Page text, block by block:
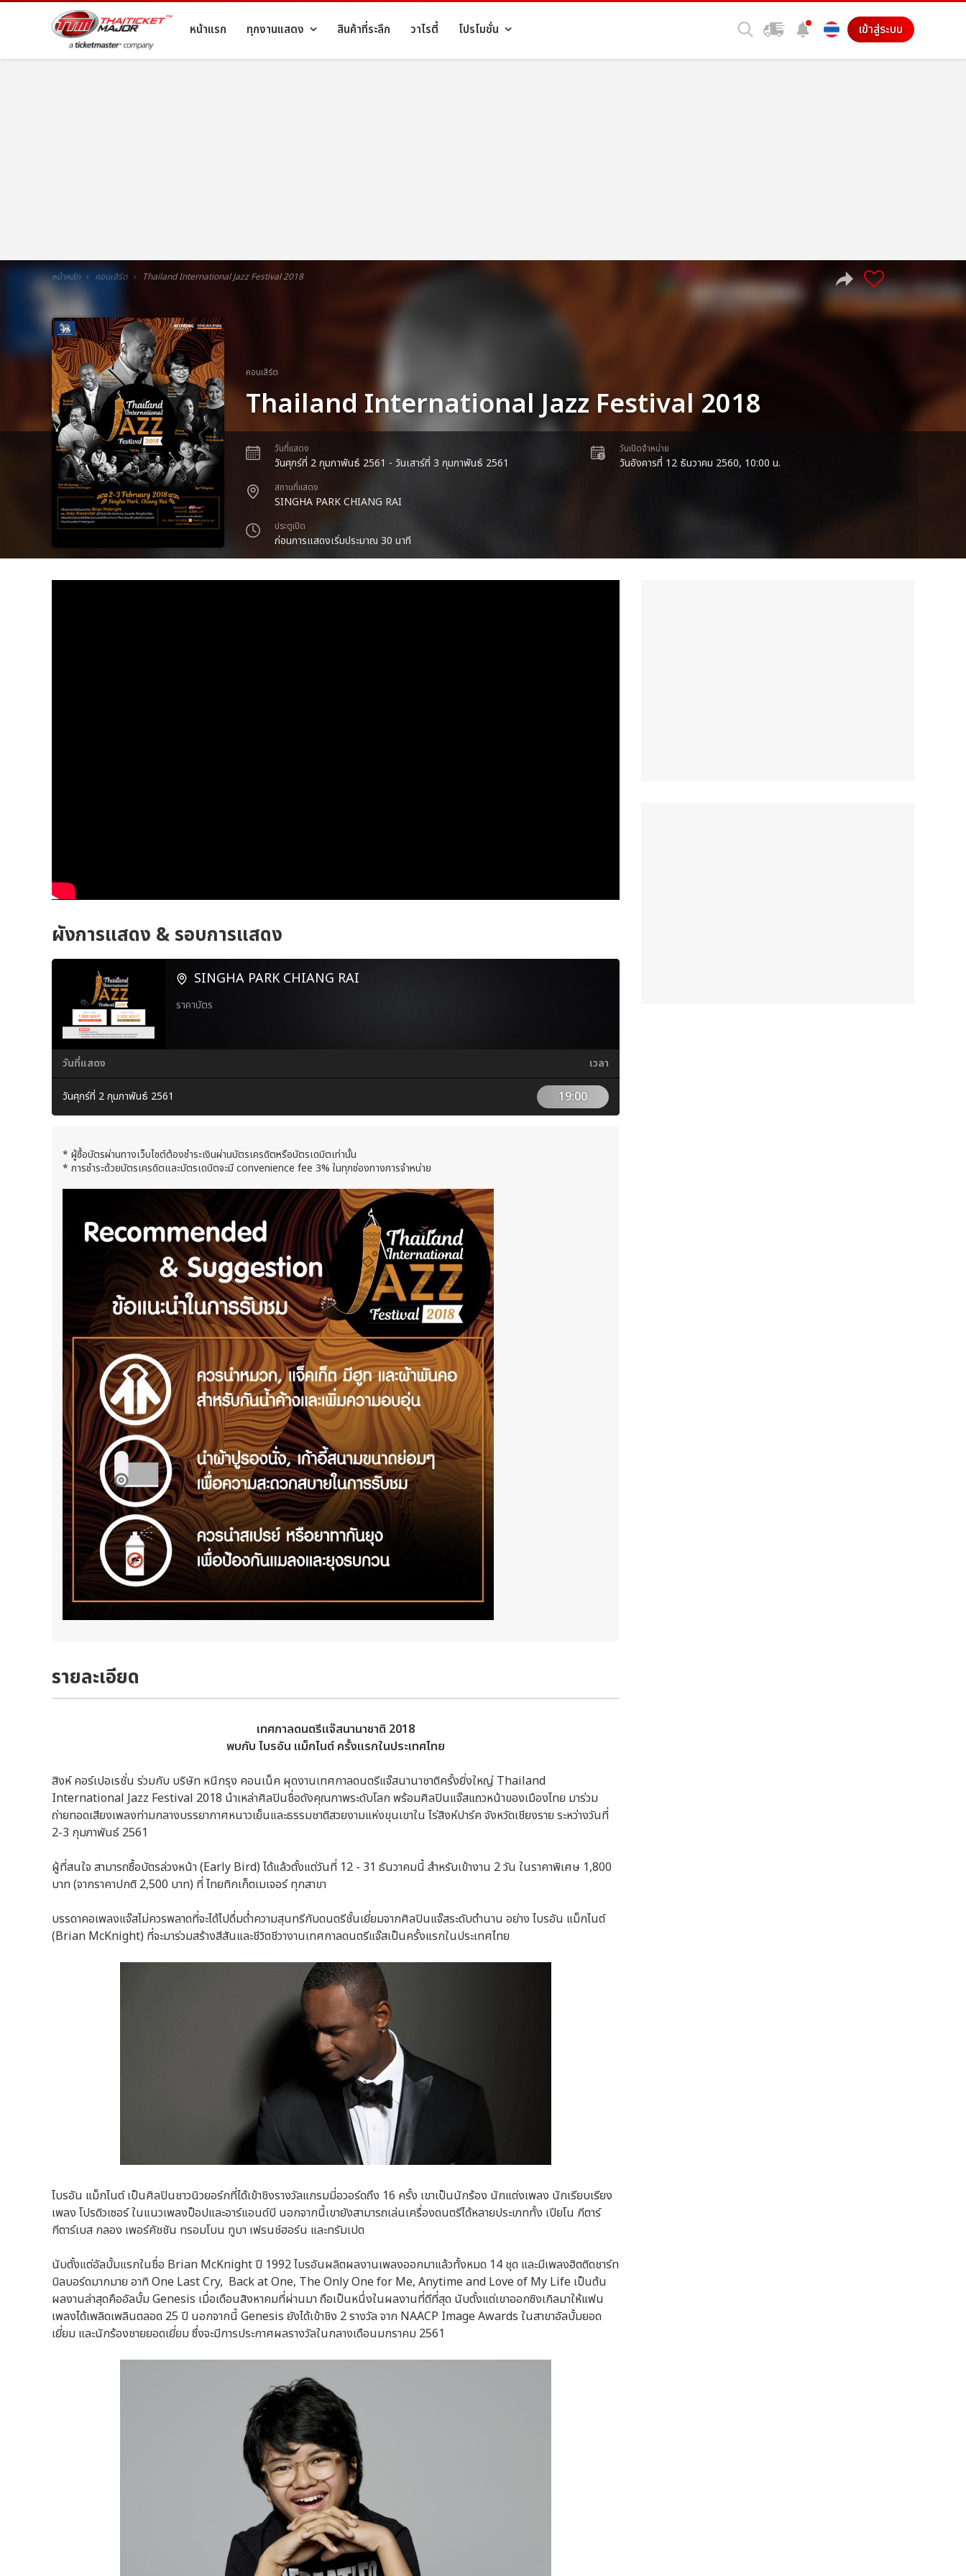
หน้าแรก ทุกงานแสดง สินค้าที่ระลึก วาไรตี้ โปรโมชั่น เข้าสู่ระบบ
หน้าหลัก คอนเสิร์ต Thailand International Jazz Festival 2018
คอนเสิร์ต
Thailand International Jazz Festival 2018
วันที่แสดง
วันศุกร์ที่ 2 กุมภาพันธ์ 2561 - วันเสาร์ที่ 3 กุมภาพันธ์ 2561
สถานที่แสดง
SINGHA PARK CHIANG RAI
ประตูเปิด
ก่อนการแสดงเริ่มประมาณ 30 นาที
วันเปิดจำหน่าย
วันอังคารที่ 12 ธันวาคม 2560, 10:00 น.
ผังการแสดง & รอบการแสดง
SINGHA PARK CHIANG RAI
ราคาบัตร
วันที่แสดง เวลา
วันศุกร์ที่ 2 กุมภาพันธ์ 2561 19:00
* ผู้ซื้อบัตรผ่านทางเว็บไซต์ต้องชำระเงินผ่านบัตรเครดิตหรือบัตรเดบิตเท่านั้น
* การชำระด้วยบัตรเครดิตและบัตรเดบิตจะมี convenience fee 3% ในทุกช่องทางการจำหน่าย
รายละเอียด
เทศกาลดนตรีแจ๊สนานาชาติ 2018
พบกับ ไบรอัน แม็กไนต์ ครั้งแรกในประเทศไทย
สิงห์ คอร์เปอเรชั่น ร่วมกับ บริษัท หนีกรุง คอนเน็ค ผุดงานเทศกาลดนตรีแจ๊สนานาชาติครั้งยิ่งใหญ่ Thailand
International Jazz Festival 2018 นำเหล่าศิลปินชื่อดังคุณภาพระดับโลก พร้อมศิลปินแจ๊สแถวหน้าของเมืองไทย มาร่วม
ถ่ายทอดเสียงเพลงท่ามกลางบรรยากาศหนาวเย็นและธรรมชาติสวยงามแห่งขุนเขาใน ไร่สิงห์ปาร์ค จังหวัดเชียงราย ระหว่างวันที่
2-3 กุมภาพันธ์ 2561
ผู้ที่สนใจ สามารถซื้อบัตรล่วงหน้า (Early Bird) ได้แล้วตั้งแต่วันที่ 12 - 31 ธันวาคมนี้ สำหรับเข้างาน 2 วัน ในราคาพิเศษ 1,800
บาท (จากราคาปกติ 2,500 บาท) ที่ ไทยทิกเก็ตเมเจอร์ ทุกสาขา
บรรดาคอเพลงแจ๊สไม่ควรพลาดที่จะได้ไปดื่มด่ำความสุนทรีกับดนตรีชั้นเยี่ยมจากศิลปินแจ๊สระดับตำนาน อย่าง ไบรอัน แม็กไนต์
(Brian McKnight) ที่จะมาร่วมสร้างสีสันและชีวิตชีวางานเทศกาลดนตรีแจ๊สเป็นครั้งแรกในประเทศไทย
ไบรอัน แม็กไนต์ เป็นศิลปินชาวนิวยอร์กที่ได้เข้าชิงรางวัลแกรมมี่อวอร์ดถึง 16 ครั้ง เขาเป็นนักร้อง นักแต่งเพลง นักเรียบเรียง
เพลง โปรดิวเซอร์ ในแนวเพลงป็อปและอาร์แอนด์บี นอกจากนี้เขายังสามารถเล่นเครื่องดนตรีได้หลายประเภททั้ง เปียโน กีตาร์
กีตาร์เบส กลอง เพอร์คัชชัน ทรอมโบน ทูบา เฟรนช์ฮอร์น และทรัมเปต
นับตั้งแต่อัลบั้มแรกในชื่อ Brian McKnight ปี 1992 ไบรอันผลิตผลงานเพลงออกมาแล้วทั้งหมด 14 ชุด และมีเพลงฮิตติดชาร์ท
บิลบอร์ดมากมาย อาทิ One Last Cry, Back at One, The Only One for Me, Anytime and Love of My Life เป็นต้น
ผลงานล่าสุดคืออัลบั้ม Genesis เมื่อเดือนสิงหาคมที่ผ่านมา ถือเป็นหนึ่งในผลงานที่ดีที่สุด นับตั้งแต่เขาออกซิงเกิลมาให้แฟน
เพลงได้เพลิดเพลินตลอด 25 ปี นอกจากนี้ Genesis ยังได้เข้าชิง 2 รางวัล จาก NAACP Image Awards ในสาขาอัลบั้มยอด
เยี่ยม และนักร้องชายยอดเยี่ยม ซึ่งจะมีการประกาศผลรางวัลในกลางเดือนมกราคม 2561